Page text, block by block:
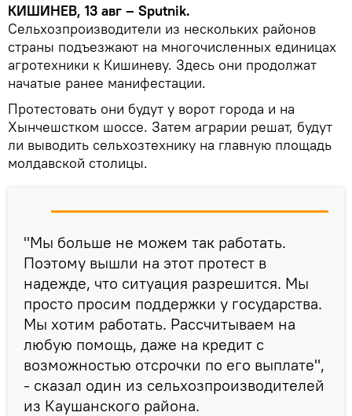
КИШИНЕВ, 13 авг – Sputnik.
Сельхозпроизводители из нескольких районов
страны подъезжают на многочисленных единицах
агротехники к Кишиневу. Здесь они продолжат
начатые ранее манифестации.
Протестовать они будут у ворот города и на
Хынчешстком шоссе. Затем аграрии решат, будут
ли выводить сельхозтехнику на главную площадь
молдавской столицы.
"Мы больше не можем так работать.
Поэтому вышли на этот протест в
надежде, что ситуация разрешится. Мы
просто просим поддержки у государства.
Мы хотим работать. Рассчитываем на
любую помощь, даже на кредит с
возможностью отсрочки по его выплате",
- сказал один из сельхозпроизводителей
из Каушанского района.